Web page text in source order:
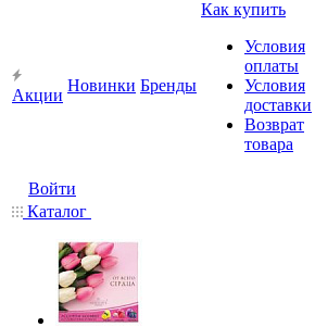
Акции
Новинки Бренды
Как купить
Условия
оплаты
Условия
доставки
Возврат
товара
Войти
Каталог